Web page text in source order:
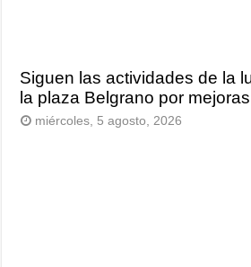
Siguen las actividades de la
la plaza Belgrano por
miércoles, 5 agosto, 2026